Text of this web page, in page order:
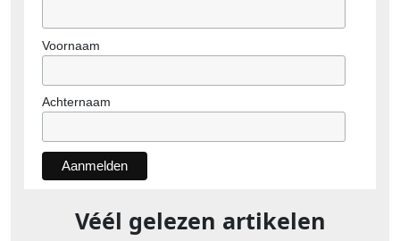
Voornaam
Achternaam
Véél gelezen artikelen